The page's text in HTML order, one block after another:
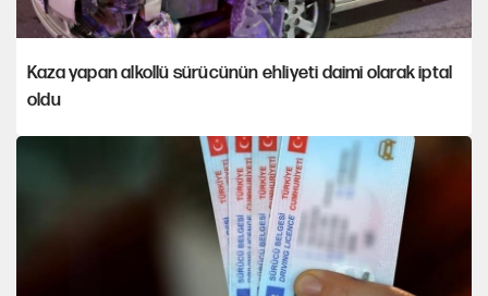
Kaza yapan alkollü sürücünün ehliyeti daimi olarak iptal
oldu